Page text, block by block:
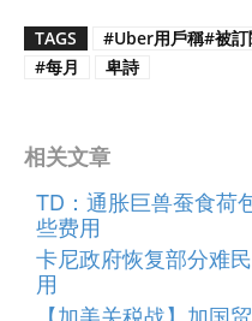
TAGS #Uber用戶稱#被訂
#每月
卑詩
相关文章
TD：通胀巨兽蚕食荷
些费用
卡尼政府恢复部分难
用
【加美关税战】加